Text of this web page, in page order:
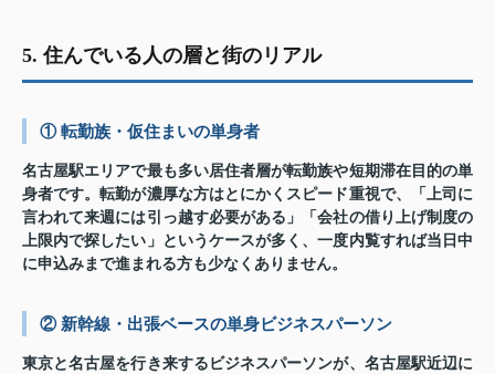
5. 住んでいる人の層と街のリアル
① 転勤族・仮住まいの単身者
名古屋駅エリアで最も多い居住者層が転勤族や短期滞在目的の単
身者です。転勤が濃厚な方はとにかくスピード重視で、「上司に
言われて来週には引っ越す必要がある」「会社の借り上げ制度の
上限内で探したい」というケースが多く、一度内覧すれば当日中
に申込みまで進まれる方も少なくありません。
② 新幹線・出張ベースの単身ビジネスパーソン
東京と名古屋を行き来するビジネスパーソンが、名古屋駅近辺に